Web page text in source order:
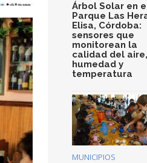
Árbol Solar en
Parque Las
Elisa, Córdoba:
sensores que
monitorean la
calidad del aire,
humedad y
temperatura
MUNICIPIOS